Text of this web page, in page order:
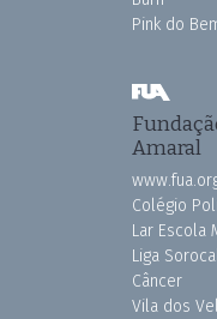
Pink do
Amaral
Colégio
Lar Escola
Liga
Câncer
Vila dos